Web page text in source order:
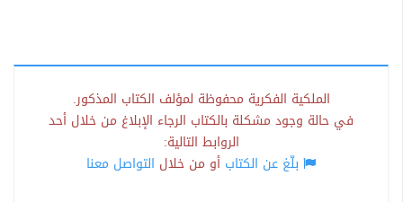
الملكية الفكرية محفوظة لمؤلف الكتاب المذكور.
في حالة وجود مشكلة بالكتاب الرجاء الإبلاغ من خلال أحد
الروابط التالية:
بلّغ عن الكتاب أو من خلال التواصل معنا